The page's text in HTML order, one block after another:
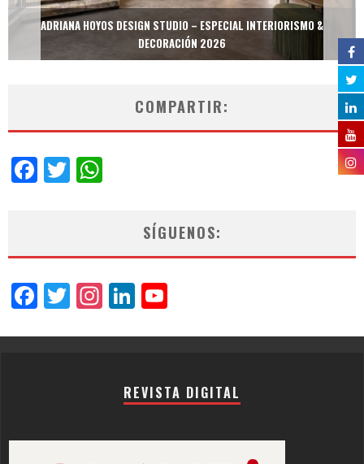
ADRIANA HOYOS DESIGN STUDIO – ESPECIAL INTERIORISMO &
DECORACIÓN 2026
COMPARTIR:
Facebook
Twitter
SÍGUENOS:
Facebook
Twitter
Instagram
LinkedIn
REVISTA DIGITAL